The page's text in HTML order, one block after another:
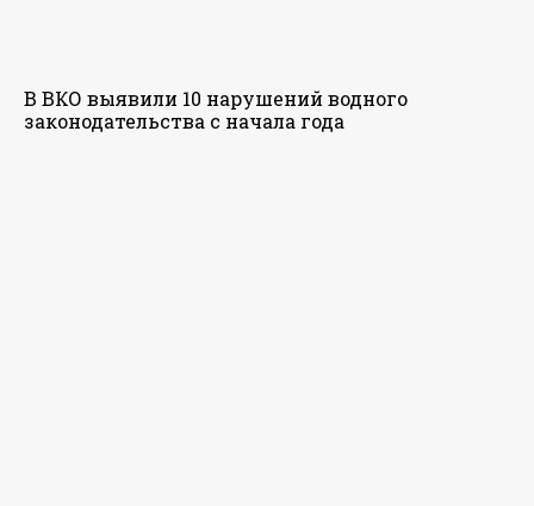
В ВКО выявили 10 нарушений водного
законодательства с начала года